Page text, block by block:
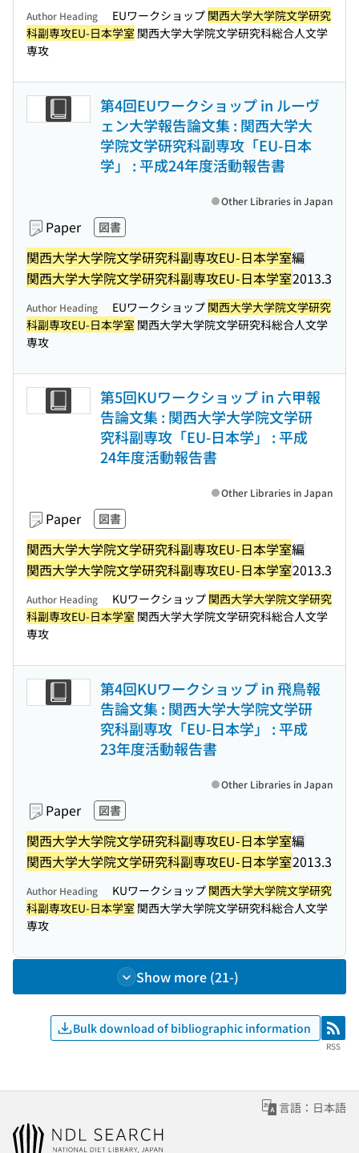
Author Heading EUワークショップ 関西大学大学院文学研究
科副専攻EU-日本学室 関西大学大学院文学研究科総合人文学
専攻
第4回EUワークショップ in ルーヴ
ェン大学報告論文集 : 関西大学大
学院文学研究科副専攻「EU-日本
学」 : 平成24年度活動報告書
Paper 図書
関西大学大学院文学研究科副専攻EU-日本学室編
関西大学大学院文学研究科副専攻EU-日本学室2013.3
Other Libraries in Japan
Author Heading EUワークショップ 関西大学大学院文学研究
科副専攻EU-日本学室 関西大学大学院文学研究科総合人文学
専攻
第5回KUワークショップ in 六甲報
告論文集 : 関西大学大学院文学研
究科副専攻「EU-日本学」 : 平成
24年度活動報告書
Paper 図書
関西大学大学院文学研究科副専攻EU-日本学室編
関西大学大学院文学研究科副専攻EU-日本学室2013.3
Other Libraries in Japan
Author Heading KUワークショップ 関西大学大学院文学研究
科副専攻EU-日本学室 関西大学大学院文学研究科総合人文学
専攻
第4回KUワークショップ in 飛鳥報
告論文集 : 関西大学大学院文学研
究科副専攻「EU-日本学」 : 平成
23年度活動報告書
Paper 図書
関西大学大学院文学研究科副専攻EU-日本学室編
関西大学大学院文学研究科副専攻EU-日本学室2013.3
Other Libraries in Japan
Author Heading KUワークショップ 関西大学大学院文学研究
科副専攻EU-日本学室 関西大学大学院文学研究科総合人文学
専攻
Show more (21-)
Bulk download of bibliographic information RSS
RSS
言語：日本語